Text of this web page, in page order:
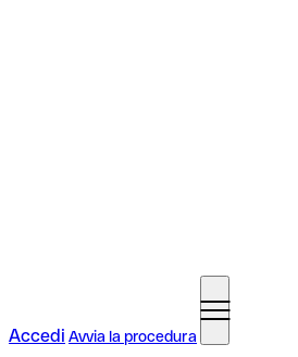
Accedi Avvia la procedura